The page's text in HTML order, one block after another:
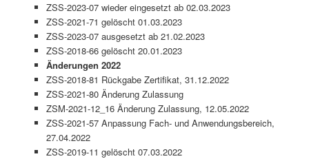
ZSS-2023-07 wieder eingesetzt ab 02.03.2023
ZSS-2021-71 gelöscht 01.03.2023
ZSS-2023-07 ausgesetzt ab 21.02.2023
ZSS-2018-66 gelöscht 20.01.2023
Änderungen 2022
ZSS-2018-81 Rückgabe Zertifikat, 31.12.2022
ZSS-2021-80 Änderung Zulassung
ZSM-2021-12_16 Änderung Zulassung, 12.05.2022
ZSS-2021-57 Anpassung Fach- und Anwendungsbereich,
27.04.2022
ZSS-2019-11 gelöscht 07.03.2022